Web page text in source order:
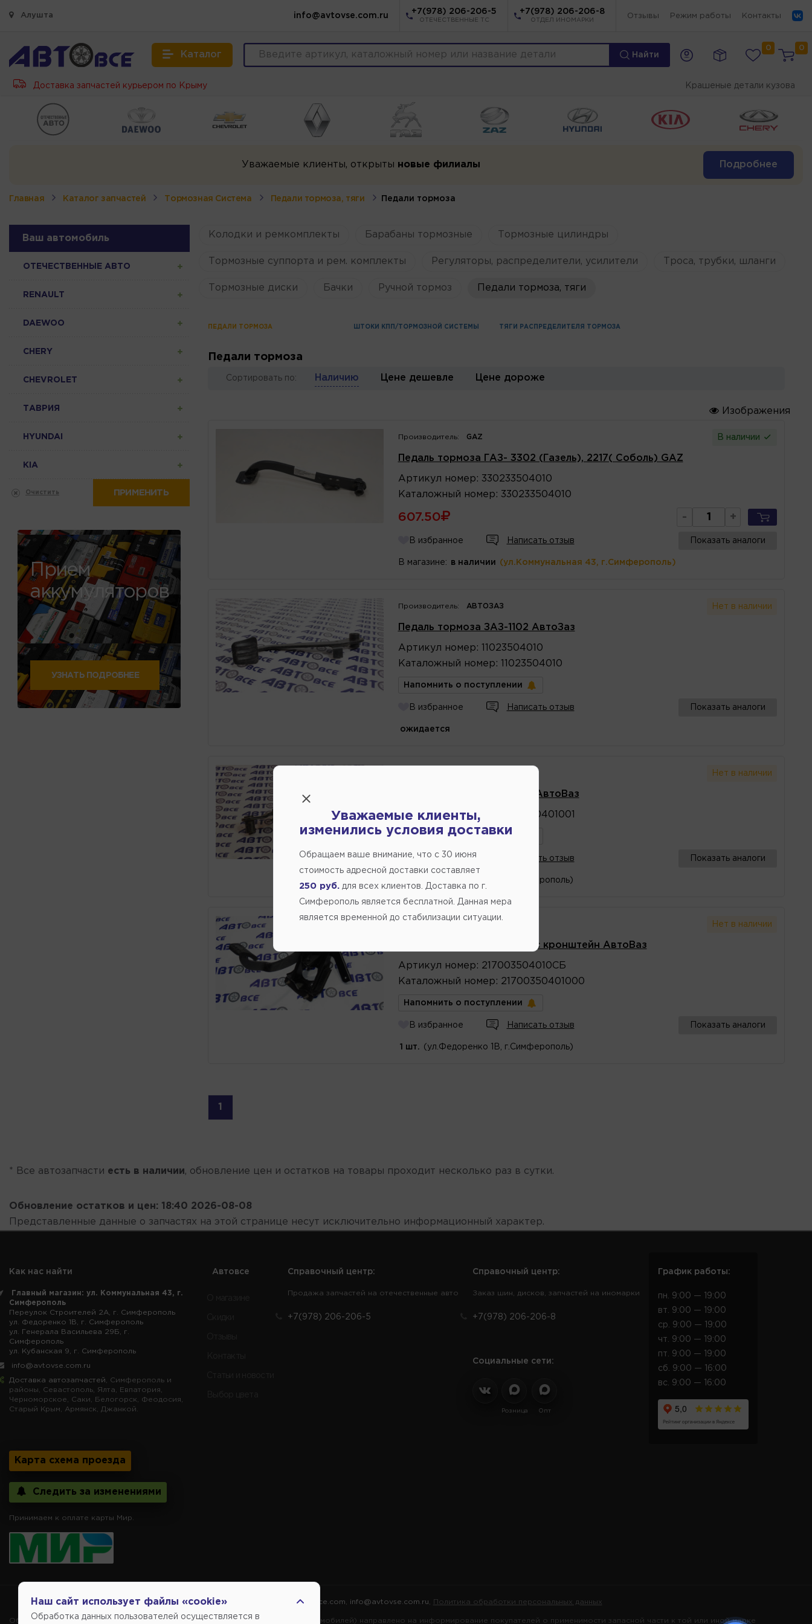
Алушта info@avtovse.com.ru
+7(978) 206-206-5
ОТЕЧЕСТВЕННЫЕ ТС
+7(978) 206-206-8
ОТДЕЛ ИНОМАРКИ
Отзывы Режим работы Контакты
Каталог Найти
0 0
Доставка запчастей курьером по Крыму Крашеные детали кузова
Уважаемые клиенты, открыты новые филиалы Подробнее
Главная Каталог запчастей Тормозная Система Педали тормоза, тяги Педали тормоза
Ваш автомобиль
ОТЕЧЕСТВЕННЫЕ АВТО
RENAULT
DAEWOO
CHERY
CHEVROLET
ТАВРИЯ
HYUNDAI
KIA
Очистить ПРИМЕНИТЬ
Прием
аккумуляторов
УЗНАТЬ ПОДРОБНЕЕ
Колодки и ремкомплекты Барабаны тормозные Тормозные цилиндры
Тормозные суппорта и рем. комплекты Регуляторы, распределители, усилители Троса, трубки, шланги
Тормозные диски Бачки Ручной тормоз Педали тормоза, тяги
ПЕДАЛИ ТОРМОЗА ШТОКИ КПП/ТОРМОЗНОЙ СИСТЕМЫ ТЯГИ РАСПРЕДЕЛИТЕЛЯ ТОРМОЗА
Педали тормоза
Сортировать по: Наличию Цене дешевле Цене дороже
Изображения
Производитель: GAZ В наличии
Педаль тормоза ГАЗ- 3302 (Газель), 2217( Соболь) GAZ
Артикул номер : 330233504010
Каталожный номер : 330233504010
607.50 - +
В избранное Написать отзыв Показать аналоги
В магазине: в наличии (ул.Коммунальная 43, г.Симферополь)
Производитель: АВТОЗАЗ Нет в наличии
Педаль тормоза ЗАЗ-1102 АвтоЗаз
Артикул номер : 11023504010
Каталожный номер : 11023504010
Напомнить о поступлении
В избранное Написать отзыв Показать аналоги
ожидается
Нет в наличии
Педаль тормоза ВАЗ-2109 АвтоВаз
Каталожныйномер 2108350401001
Напомнить о поступлении
В избранное Написать отзыв Показать аналоги
(ул.Федоренко 1В, г.Симферополь)
Нет в наличии
Педаль тормоза ВАЗ-2170 с кронштейн АвтоВаз
Артикул номер : 217003504010СБ
Каталожный номер : 21700350401000
Напомнить о поступлении
В избранное Написать отзыв Показать аналоги
1 шт. (ул.Федоренко 1В, г.Симферополь)
1
* Все автозапчасти есть в наличии, обновление цен и остатков на товары проходит несколько раз в сутки.
Обновление остатков и цен: 18:40 2026-08-08
Представленные данные о запчастях на этой странице несут исключительно информационный характер.
Как нас найти
Главный магазин: ул. Коммунальная 43, г.
Симферополь
Переулок Строителей 2А, г. Симферополь
ул. Федоренко 1В, г. Симферополь
ул. Генерала Васильева 29Б, г.
Симферополь
ул. Кубанская 9, г. Симферополь
info@avtovse.com.ru
Доставка автозапчастей , Симферополь и
районы, Севастополь, Ялта, Евпатория,
Черноморское, Саки, Белогорск, Феодосия,
Старый Крым, Армянск, Джанкой.
Карта схема проезда
Следить за изменениями
Принимаем к оплате карты Мир.
Автовсе Справочный центр:
Продажа запчастей на отечественные авто
+7(978) 206-206-5
Справочный центр:
Заказ шин, дисков, запчастей на иномарки
+7(978) 206-206-8
Социальные сети:
Розница Опт
График работы:
пн. 9:00 — 19:00
вт. 9:00 — 19:00
ср. 9:00 — 19:00
чт. 9:00 — 19:00
пт. 9:00 — 19:00
сб. 9:00 — 16:00
вс. 9:00 — 16:00
Copyright @2014-2026 | Автовсе.com info@avtovse.com.ru Политика обработки персональных данных
Обращаем внимание, указание ТОВАРНЫХ ЗНАКОВ (наименований марок автомобилей) направлено на информирование покупателей о применимости запасной части к той или иной марке
Наш сайт использует файлы «cookie»
Обработка данных пользователей осуществляется в
Уважаемые клиенты,
изменились условия доставки
Обращаем ваше внимание, что c 30 июня
стоимость адресной доставки составляет
250 руб. для всех клиентов. Доставка по г.
Симферополь является бесплатной. Данная мера
является временной до стабилизации ситуации.